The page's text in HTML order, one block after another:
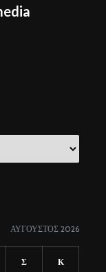
ΑΎΓΟΥΣΤΟΣ 2026
Σ Κ